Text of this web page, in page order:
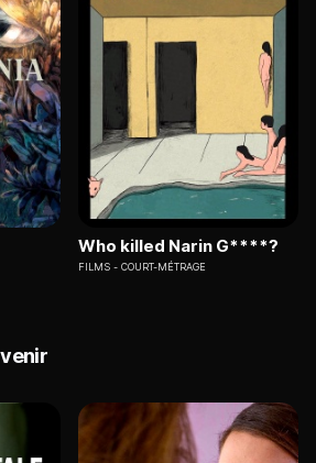
Who killed Narin G****?
FILMS COURT-MÉTRAGE